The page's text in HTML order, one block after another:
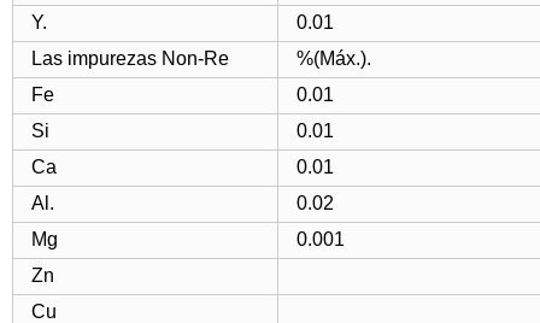
Y.
0.01
Las impurezas Non-Re
%(Máx.).
Fe
0.01
Si
0.01
Ca
0.01
Al.
0.02
Mg
0.001
Zn
Cu